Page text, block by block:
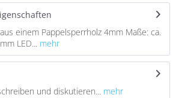
einem Pappelsperrholz 4mm Maße: ca.
LED...
mehr
und diskutieren...
mehr